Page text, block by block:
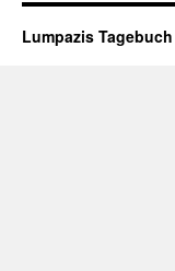
Lumpazis Tagebuch